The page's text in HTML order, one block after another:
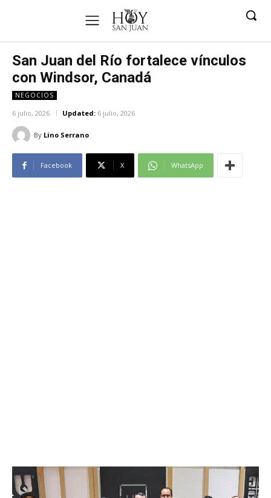
San Juan del Río fortalece vínculos
con Windsor, Canadá
NEGOCIOS
6 julio, 2026 Updated: 6 julio, 2026
By Lino Serrano
Facebook X WhatsApp